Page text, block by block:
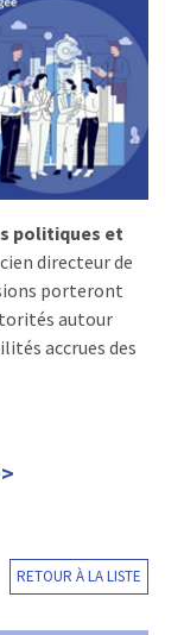
politiques et
directeur de
porteront
autour
accrues des
RETOUR À LA LISTE